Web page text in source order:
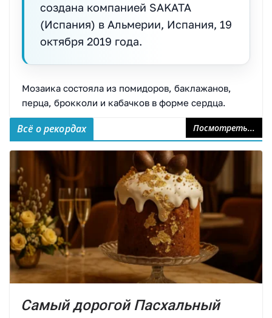
создана компанией SAKATA
(Испания) в Альмерии, Испания, 19
октября 2019 года.
Мозаика состояла из помидоров, баклажанов,
перца, брокколи и кабачков в форме сердца.
Всё о рекордах Посмотреть...
Самый дорогой Пасхальный